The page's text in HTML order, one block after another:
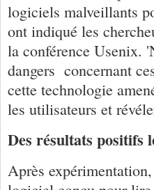
logiciels malveillants
ont indiqué les
la conférence Usenix.
dangers concernant
cette technologie
les utilisateurs et
Des résultats positifs
Après